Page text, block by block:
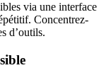
via une interface
Concentrez-
d’outils.